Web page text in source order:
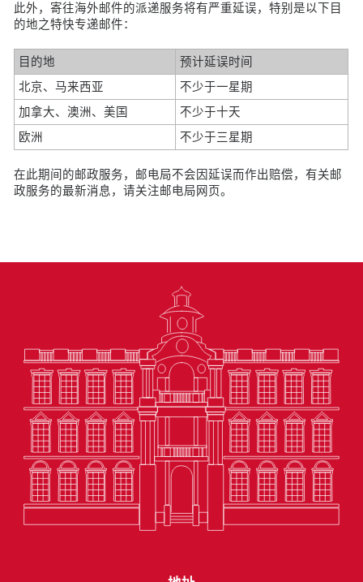
此外，寄往海外邮件的派递服务将有严重延误，特别是以下目
的地之特快专递邮件：
目的地
预计延误时间
北京、马来西亚
不少于一星期
加拿大、澳洲、美国
不少于十天
欧洲
不少于三星期
在此期间的邮政服务，邮电局不会因延误而作出赔偿，有关邮
政服务的最新消息，请关注邮电局网页。